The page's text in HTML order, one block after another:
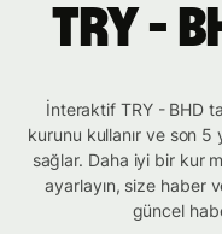
TRY -
İnteraktif TRY - BHD
kurunu kullanır ve son
sağlar. Daha iyi bir kur
ayarlayın, size haber
güncel